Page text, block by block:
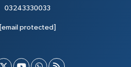
03243330033
[email protected]